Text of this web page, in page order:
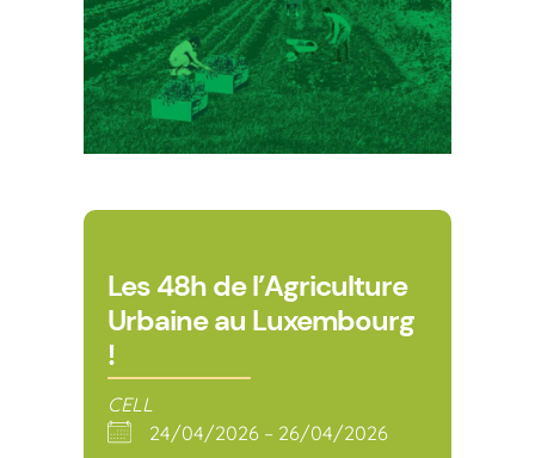
Les 48h de l’Agriculture
Urbaine au Luxembourg
!
CELL
24/04/2026 – 26/04/2026